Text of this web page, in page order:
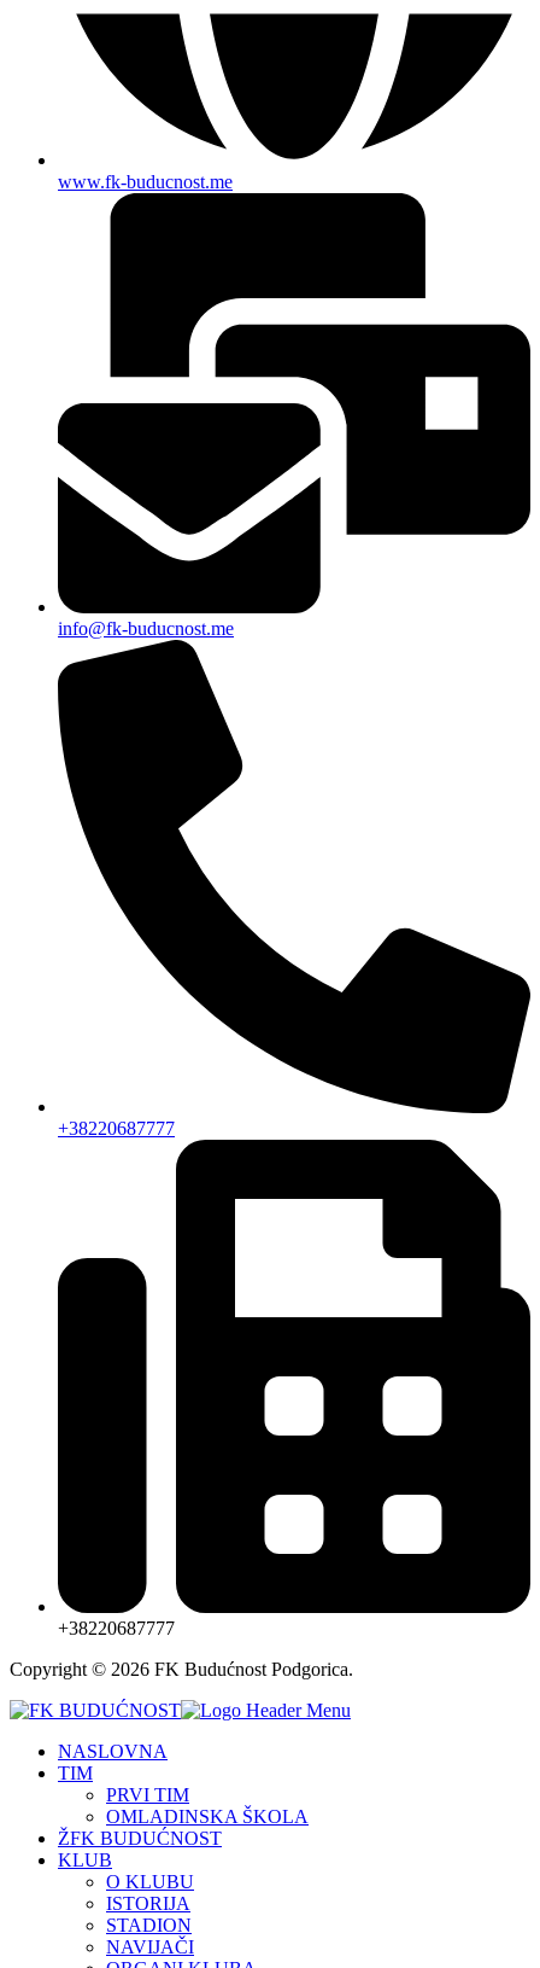
www.fk-buducnost.me
info@fk-buducnost.me
+38220687777
+38220687777
Copyright © 2026 FK Budućnost Podgorica.
NASLOVNA
TIM
PRVI TIM
OMLADINSKA ŠKOLA
ŽFK BUDUĆNOST
KLUB
O KLUBU
ISTORIJA
STADION
NAVIJAČI